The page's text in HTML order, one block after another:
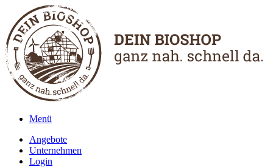
Menü
Angebote
Unternehmen
Login